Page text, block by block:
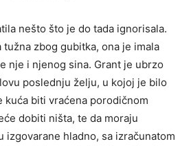
nešto što je do tada ignorisala.
zbog gubitka, ona je imala
nje i njenog sina. Grant je ubrzo
poslednju želju, u kojoj je bilo
kuća biti vraćena porodičnom
dobiti ništa, te da moraju
izgovarane hladno, sa izračunatom